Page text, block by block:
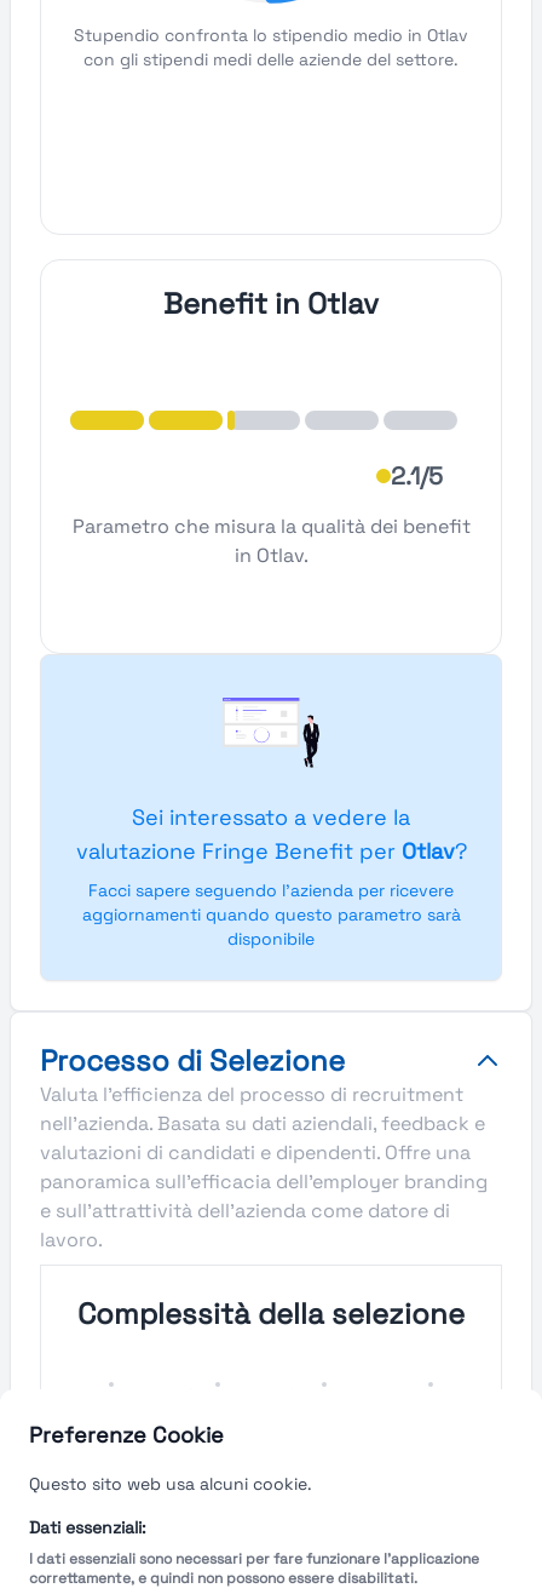
Preferenze Cookie
Questo sito web usa alcuni cookie.
Dati essenziali:
I dati essenziali sono necessari per fare funzionare l'applicazione
correttamente, e quindi non possono essere disabilitati.
Stupendio confronta lo stipendio medio in Otlav
con gli stipendi medi delle aziende del settore.
Benefit in Otlav
2.1/5
Parametro che misura la qualità dei benefit
in Otlav.
Sei interessato a vedere la
valutazione Fringe Benefit per Otlav?
Facci sapere seguendo l'azienda per ricevere
aggiornamenti quando questo parametro sarà
disponibile
Processo di Selezione
Valuta l'efficienza del processo di recruitment
nell'azienda. Basata su dati aziendali, feedback e
valutazioni di candidati e dipendenti. Offre una
panoramica sull'efficacia dell'employer branding
e sull'attrattività dell'azienda come datore di
lavoro.
Complessità della selezione
Velocità del processo di
Molto
Breve Lungo
Molto